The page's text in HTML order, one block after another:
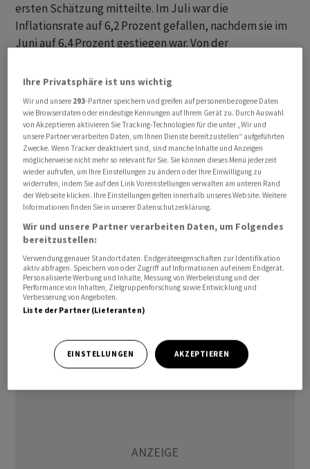
ersten Schätzung mitteilte. Im Juli war die
Inflationsrate auf 6,2 Prozent gefallen, nachdem sie im
Juni auf 6,4 Prozent gestiegen war. Von der
hatten einen etwas deutlicheren Rückgang auf 6,0
Prozent vorausgesagt. Von Juli auf August zogen die
Preise wie erwartet um 0,3 Prozent an.
«Die Inflation in Deutschland erweist sich als zählebig»,
sagte Friedrich Heinemann vom Zentrum für
Europäische Wirtschaftsforschung (ZEW). «Der geringe
Rückgang im Sommer ist enttäuschend.» Ein zügigerer
Abbau werde einerseits durch die zuletzt gestiegenen
Energiepreise verhindert, anderseits durch die nach wie
Chefvolkswirt von Union Investment, Jörg Zeuner.
«Diese führt nämlich zu einer ordentlichen
Lohndynamik und hat durch den starken
Sommertourismus weitere Unterstützung erfahren»,
sagte Zeuner.
Ihre Privatsphäre ist uns wichtig
Wir und unsere 293-Partner speichern und greifen auf personenbezogene Daten
wie Browserdaten oder eindeutige Kennungen auf Ihrem Gerät zu. Durch Auswahl
von Akzeptieren aktivieren Sie Tracking-Technologien für die unter „Wir und
unsere Partner verarbeiten Daten, um Ihnen Dienste bereitzustellen“ aufgeführten
Zwecke. Wenn Tracker deaktiviert sind, sind manche Inhalte und Anzeigen
möglicherweise nicht mehr so relevant für Sie. Sie können dieses Menü jederzeit
wieder aufrufen, um Ihre Einstellungen zu ändern oder Ihre Einwilligung zu
widerrufen, indem Sie auf den Link Voreinstellungen verwalten am unteren Rand
der Webseite klicken. Ihre Einstellungen gelten innerhalb unseres Website. Weitere
Informationen finden Sie in unserer Datenschutzerklärung.
Wir und unsere Partner verarbeiten Daten, um Folgendes
bereitzustellen:
Verwendung genauer Standortdaten. Endgeräteeigenschaften zur Identifikation
aktiv abfragen. Speichern von oder Zugriff auf Informationen auf einem Endgerät.
Personalisierte Werbung und Inhalte, Messung von Werbeleistung und der
Performance von Inhalten, Zielgruppenforschung sowie Entwicklung und
Verbesserung von Angeboten.
Liste der Partner (Lieferanten)
EINSTELLUNGEN AKZEPTIEREN